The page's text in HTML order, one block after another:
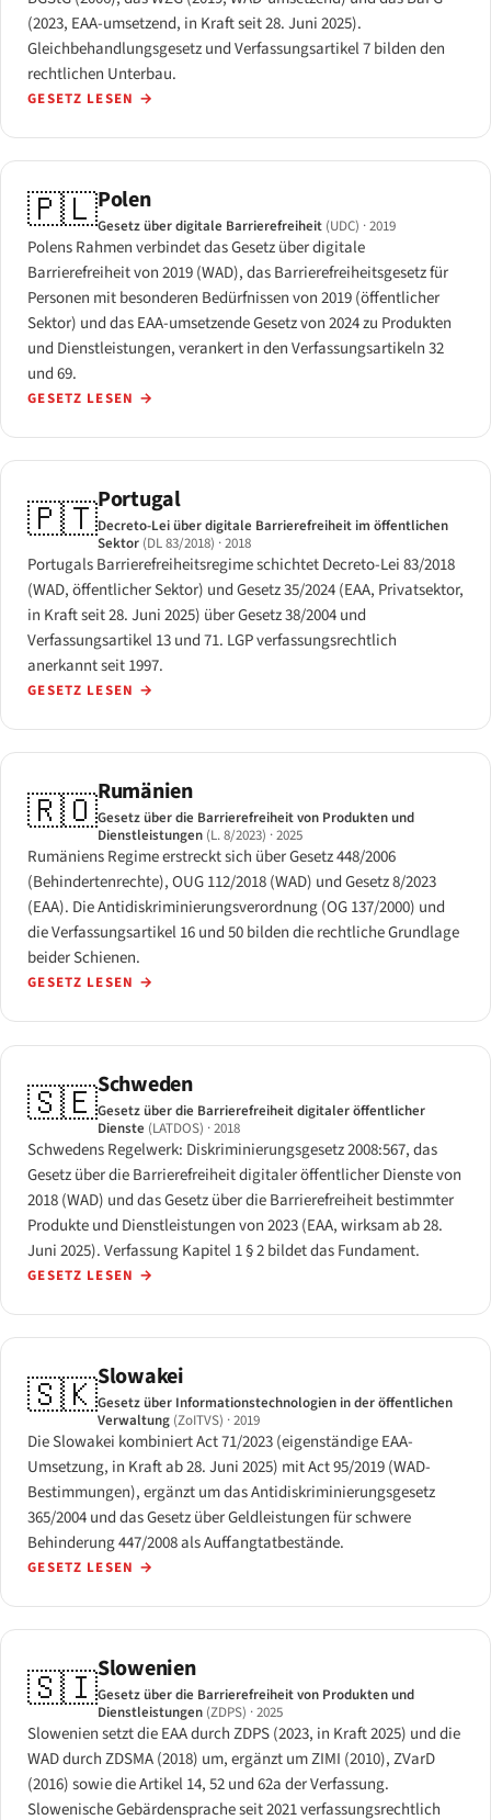
(2023, EAA-umsetzend, in Kraft seit 28. Juni 2025).
Gleichbehandlungsgesetz und Verfassungsartikel 7 bilden den
rechtlichen Unterbau.
GESETZ LESEN →
🇵🇱Polen
Gesetz über digitale Barrierefreiheit (UDC) · 2019
Polens Rahmen verbindet das Gesetz über digitale
Barrierefreiheit von 2019 (WAD), das Barrierefreiheitsgesetz für
Personen mit besonderen Bedürfnissen von 2019 (öffentlicher
Sektor) und das EAA-umsetzende Gesetz von 2024 zu Produkten
und Dienstleistungen, verankert in den Verfassungsartikeln 32
und 69.
GESETZ LESEN →
🇵🇹Portugal
Decreto-Lei über digitale Barrierefreiheit im öffentlichen
Sektor (DL 83/2018) · 2018
Portugals Barrierefreiheitsregime schichtet Decreto-Lei 83/2018
(WAD, öffentlicher Sektor) und Gesetz 35/2024 (EAA, Privatsektor,
in Kraft seit 28. Juni 2025) über Gesetz 38/2004 und
Verfassungsartikel 13 und 71. LGP verfassungsrechtlich
anerkannt seit 1997.
GESETZ LESEN →
🇷🇴Rumänien
Gesetz über die Barrierefreiheit von Produkten und
Dienstleistungen (L. 8/2023) · 2025
Rumäniens Regime erstreckt sich über Gesetz 448/2006
(Behindertenrechte), OUG 112/2018 (WAD) und Gesetz 8/2023
(EAA). Die Antidiskriminierungsverordnung (OG 137/2000) und
die Verfassungsartikel 16 und 50 bilden die rechtliche Grundlage
beider Schienen.
GESETZ LESEN →
🇸🇪Schweden
Gesetz über die Barrierefreiheit digitaler öffentlicher
Dienste (LATDOS) · 2018
Schwedens Regelwerk: Diskriminierungsgesetz 2008:567, das
Gesetz über die Barrierefreiheit digitaler öffentlicher Dienste von
2018 (WAD) und das Gesetz über die Barrierefreiheit bestimmter
Produkte und Dienstleistungen von 2023 (EAA, wirksam ab 28.
Juni 2025). Verfassung Kapitel 1 § 2 bildet das Fundament.
GESETZ LESEN →
🇸🇰Slowakei
Gesetz über Informationstechnologien in der öffentlichen
Verwaltung (ZoITVS) · 2019
Die Slowakei kombiniert Act 71/2023 (eigenständige EAA-
Umsetzung, in Kraft ab 28. Juni 2025) mit Act 95/2019 (WAD-
Bestimmungen), ergänzt um das Antidiskriminierungsgesetz
365/2004 und das Gesetz über Geldleistungen für schwere
Behinderung 447/2008 als Auffangtatbestände.
GESETZ LESEN →
🇸🇮Slowenien
Gesetz über die Barrierefreiheit von Produkten und
Dienstleistungen (ZDPS) · 2025
Slowenien setzt die EAA durch ZDPS (2023, in Kraft 2025) und die
WAD durch ZDSMA (2018) um, ergänzt um ZIMI (2010), ZVarD
(2016) sowie die Artikel 14, 52 und 62a der Verfassung.
Slowenische Gebärdensprache seit 2021 verfassungsrechtlich